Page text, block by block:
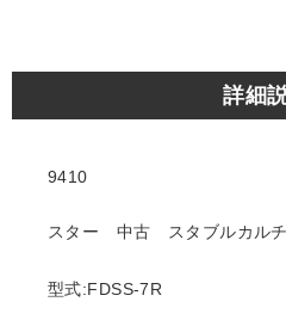
詳細
9410
スター 中古 スタブルカルチ
型式:FDSS-7R